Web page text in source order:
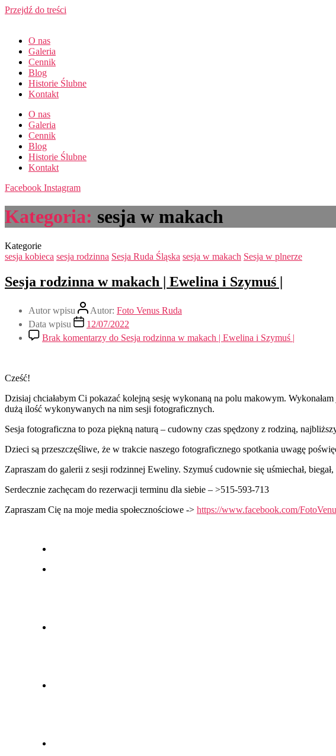
Przejdź do treści
O nas
Galeria
Cennik
Blog
Historie Ślubne
Kontakt
O nas
Galeria
Cennik
Blog
Historie Ślubne
Kontakt
Facebook Instagram
Kategoria: sesja w makach
Kategorie
sesja kobieca sesja rodzinna Sesja Ruda Śląska sesja w makach Sesja w plnerze
Sesja rodzinna w makach | Ewelina i Szymuś |
Autor wpisu Autor: Foto Venus Ruda
Data wpisu
12/07/2022
Brak komentarzy do Sesja rodzinna w makach | Ewelina i Szymuś |
Cześć!
Dzisiaj chciałabym Ci pokazać kolejną sesję wykonaną na polu makowym.
dużą ilość wykonywanych na nim sesji fotograficznych.
Sesja fotograficzna to poza piękną naturą – cudowny czas spędzony z rodziną,
Dzieci są przeszczęśliwe, że w trakcie naszego fotograficznego spotkania uwagę
Zapraszam do galerii z sesji rodzinnej Eweliny. Szymuś cudownie się uśmiechał,
Serdecznie zachęcam do rezerwacji terminu dla siebie – >515-593-713
Zapraszam Cię na moje media społecznościowe -> https://www.facebook.com/